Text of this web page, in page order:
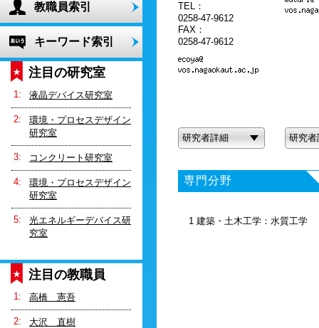
教職員索引
キーワード索引
注目の研究室
液晶デバイス研究室
環境・プロセスデザイン
研究室
コンクリート研究室
環境・プロセスデザイン
研究室
光エネルギーデバイス研
究室
注目の教職員
高橋 憲吾
大沢 直樹
TEL：
0258-47-9612
FAX：
0258-47-9612
研究者詳細 研究者
専門分野
1 建築・土木工学：水質工学